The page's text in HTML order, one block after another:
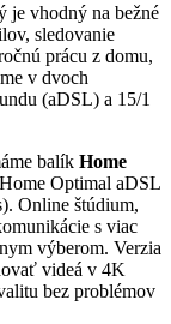
je vhodný na bežné
sledovanie
prácu z domu,
v dvoch
(aDSL) a 15/1
balík Home
Optimal aDSL
Online štúdium,
s viac
výberom. Verzia
videá v 4K
bez problémov